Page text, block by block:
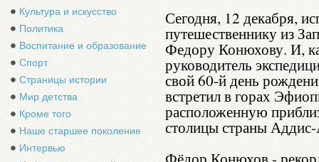
Культура и искусство
Политика
Воспитание и образование
Спорт
Страницы истории
Мир детства
Кроме того
Наше старшее поколение
Интервью
Сегодня, 12 декабря,
путешественнику из
Федору Конюхову. И,
руководитель
свой 60-й день
встретил в горах
расположенную
столицы страны